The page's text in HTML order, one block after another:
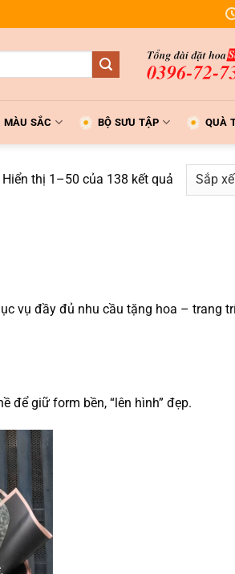
MÀU SẮC BỘ SƯU TẬP QUÀ
Hiển thị 1–50 của 138 kết quảĐã
sắp
cao
vụ đầy đủ nhu cầu tặng hoa – trang
để giữ form bền, “lên hình” đẹp.